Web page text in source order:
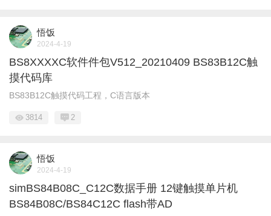
悟饭
2024-4-19
BS8XXXXC软件件包V512_20210409 BS83B12C触
摸代码库
BS83B12C触摸代码工程，C语言版本
3814 2
悟饭
2024-4-19
simBS84B08C_C12C数据手册 12键触摸单片机
BS84B08C/BS84C12C flash带AD